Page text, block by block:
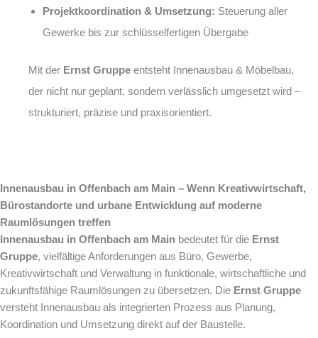
Projektkoordination & Umsetzung: Steuerung aller
Gewerke bis zur schlüsselfertigen Übergabe
Mit der Ernst Gruppe entsteht Innenausbau & Möbelbau,
der nicht nur geplant, sondern verlässlich umgesetzt wird –
strukturiert, präzise und praxisorientiert.
Innenausbau in Offenbach am Main – Wenn Kreativwirtschaft,
Bürostandorte und urbane Entwicklung auf moderne
Raumlösungen treffen
Innenausbau in Offenbach am Main bedeutet für die Ernst
Gruppe, vielfältige Anforderungen aus Büro, Gewerbe,
Kreativwirtschaft und Verwaltung in funktionale, wirtschaftliche und
zukunftsfähige Raumlösungen zu übersetzen. Die Ernst Gruppe
versteht Innenausbau als integrierten Prozess aus Planung,
Koordination und Umsetzung direkt auf der Baustelle.